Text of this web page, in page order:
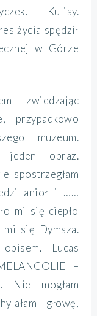
Kulisy.
życia spędził
w Górze
zwiedzając
przypadkowo
muzeum.
jeden obraz.
spostrzegłam
anioł i ……
mi się ciepło
mi się Dymsza.
Lucas
–
Nie mogłam
głowę,